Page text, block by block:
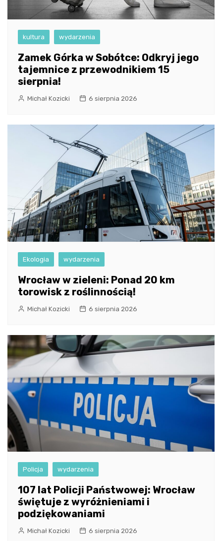
kultura wydarzenia
Zamek Górka w Sobótce: Odkryj jego
tajemnice z przewodnikiem 15
sierpnia!
Michał Kozicki 6 sierpnia 2026
Ekologia wydarzenia
Wrocław w zieleni: Ponad 20 km
torowisk z roślinnością!
Michał Kozicki 6 sierpnia 2026
Policja wydarzenia
107 lat Policji Państwowej: Wrocław
świętuje z wyróżnieniami i
podziękowaniami
Michał Kozicki 6 sierpnia 2026